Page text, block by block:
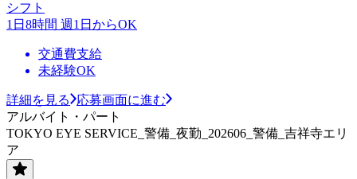
シフト
1日8時間 週1日からOK
交通費支給
未経験OK
詳細を見る
応募画面に進む
アルバイト・パート
TOKYO EYE SERVICE_警備_夜勤_202606_警備_吉祥寺エリ
ア